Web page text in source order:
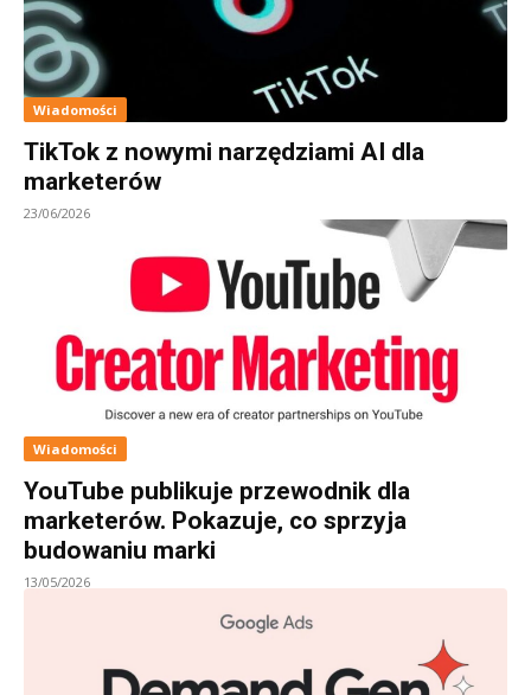
Wiadomości
TikTok z nowymi narzędziami AI dla
marketerów
23/06/2026
Wiadomości
YouTube publikuje przewodnik dla
marketerów. Pokazuje, co sprzyja
budowaniu marki
13/05/2026